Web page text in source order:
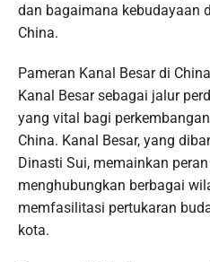
dan bagaimana kebudayaan
China.
Pameran Kanal Besar di
Kanal Besar sebagai jalur
yang vital bagi
China. Kanal Besar, yang
Dinasti Sui, memainkan
menghubungkan berbagai
memfasilitasi pertukaran
kota.